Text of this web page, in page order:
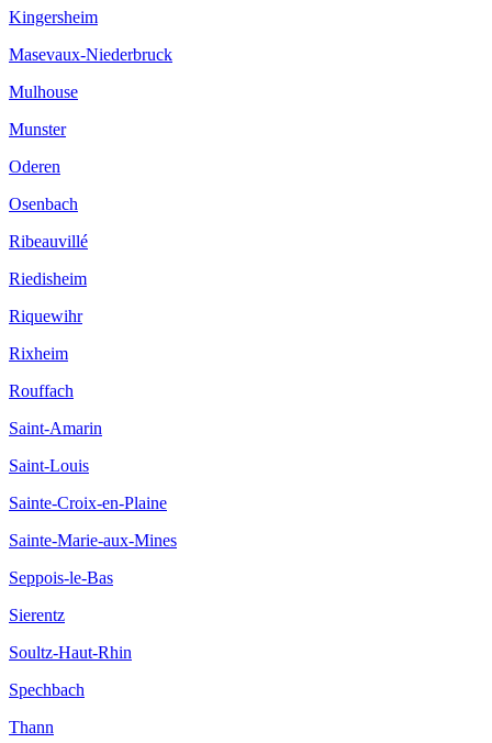
Kingersheim
Masevaux-Niederbruck
Mulhouse
Munster
Oderen
Osenbach
Ribeauvillé
Riedisheim
Riquewihr
Rixheim
Rouffach
Saint-Amarin
Saint-Louis
Sainte-Croix-en-Plaine
Sainte-Marie-aux-Mines
Seppois-le-Bas
Sierentz
Soultz-Haut-Rhin
Spechbach
Thann